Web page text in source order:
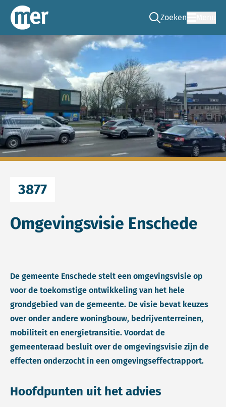
Commissie mer
Zoeken
Ga naar de zoek
3877
Omgevingsvisie Enschede
De gemeente Enschede stelt een omgevingsvisie op
voor de toekomstige ontwikkeling van het hele
grondgebied van de gemeente. De visie bevat keuzes
over onder andere woningbouw, bedrijventerreinen,
mobiliteit en energietransitie. Voordat de
gemeenteraad besluit over de omgevingsvisie zijn de
effecten onderzocht in een omgevingseffectrapport.
Hoofdpunten uit het advies